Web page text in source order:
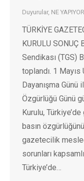
Duyurular, NE
TÜRKİYE
KURULU SONUÇ
Sendikası (TGS)
toplandı. 1
Dayanışma Günü
Özgürlüğü Günü
Kurulu,
basın
gazetecilik
sorunları
Türkiye’de…